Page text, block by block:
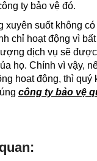
ty bảo vệ đó.
xuyên suốt không
chỉ hoạt động vì
dịch vụ sẽ
họ. Chính vì vậy,
hoạt động, thì quý
công ty bảo vệ